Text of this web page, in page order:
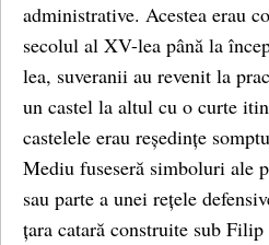
administrative. Acestea erau
secolul al XV-lea până la
lea, suveranii au revenit la
un castel la altul cu o curte
castelele erau reședințe
Mediu fuseseră simboluri ale
sau parte a unei rețele
țara catară construite sub